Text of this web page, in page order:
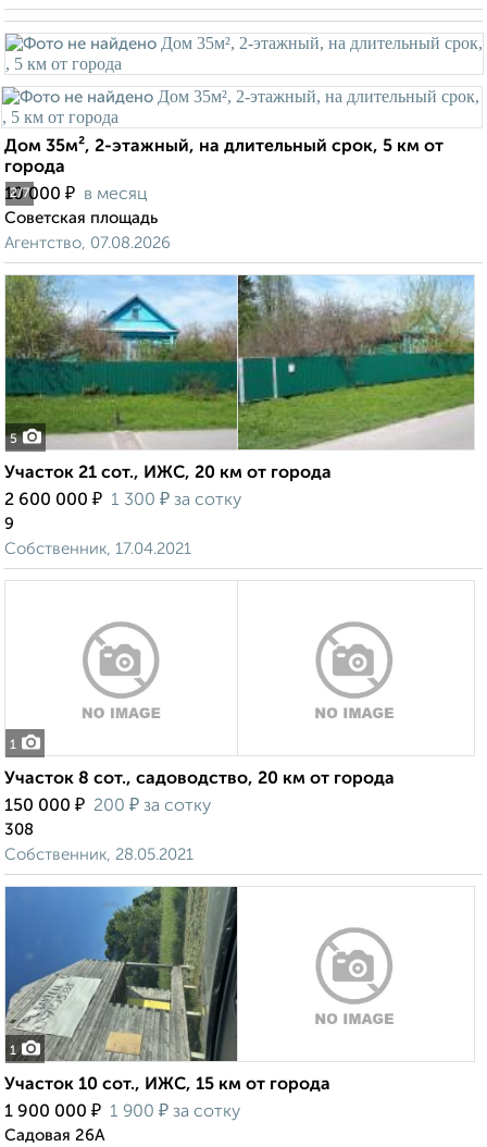
2/7
Дом 35м², 2-этажный, на длительный срок, 5 км от
города
10 000 ₽ в месяц
Советская площадь
Агентство, 07.08.2026
5
Участок 21 сот., ИЖС, 20 км от города
2 600 000 ₽ 1 300 ₽ за сотку
9
Собственник, 17.04.2021
1
Участок 8 сот., садоводство, 20 км от города
150 000 ₽ 200 ₽ за сотку
308
Собственник, 28.05.2021
1
Участок 10 сот., ИЖС, 15 км от города
1 900 000 ₽ 1 900 ₽ за сотку
Садовая 26А